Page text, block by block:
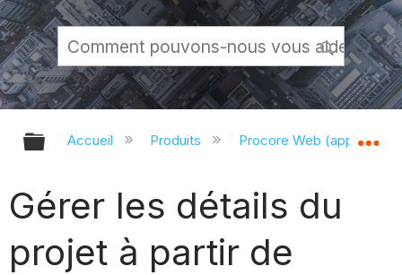
Développer/réduire la hiérarchie
Accueil Produits Procore Web
Gérer les détails du
projet à partir de